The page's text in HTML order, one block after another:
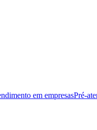
em empresasPré-